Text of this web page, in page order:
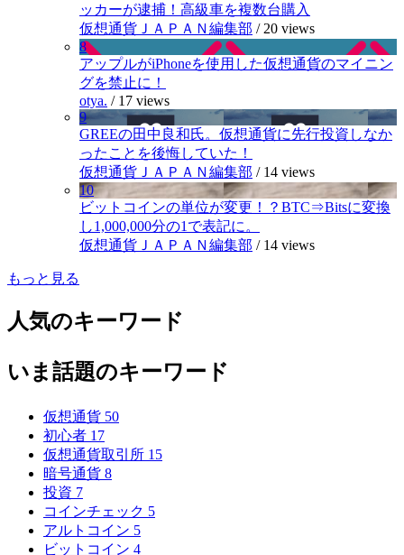
ッカーが逮捕！高級車を複数台購入
仮想通貨ＪＡＰＡＮ編集部 / 20 views
8
アップルがiPhoneを使用した仮想通貨のマイニン
グを禁止に！
otya. / 17 views
9
GREEの田中良和氏。仮想通貨に先行投資しなか
ったことを後悔していた！
仮想通貨ＪＡＰＡＮ編集部 / 14 views
10
ビットコインの単位が変更！？BTC⇒Bitsに変換
し1,000,000分の1で表記に。
仮想通貨ＪＡＰＡＮ編集部 / 14 views
もっと見る
人気のキーワード
いま話題のキーワード
仮想通貨 50
初心者 17
仮想通貨取引所 15
暗号通貨 8
投資 7
コインチェック 5
アルトコイン 5
ビットコイン 4